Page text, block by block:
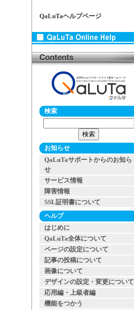
QaLuTaヘルプページ
検索
お知らせ
QaLuTaサポートからのお知ら
せ
サービス情報
障害情報
SSL証明書について
ヘルプ
はじめに
QaLuTa全体について
ページの設定について
記事の投稿について
画像について
デザインの設定・変更について
応用編・上級者編
機能をつかう